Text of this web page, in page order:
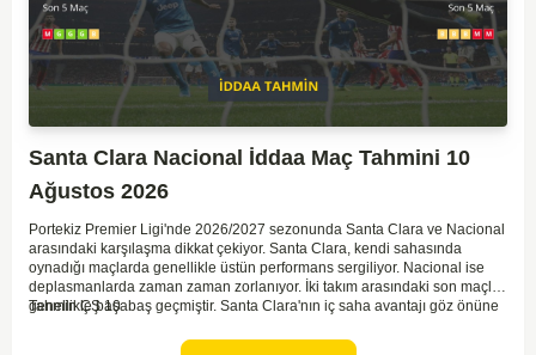
Santa Clara Nacional İddaa Maç Tahmini 10
Ağustos 2026
Portekiz Premier Ligi'nde 2026/2027 sezonunda Santa Clara ve Nacional
arasındaki karşılaşma dikkat çekiyor. Santa Clara, kendi sahasında
oynadığı maçlarda genellikle üstün performans sergiliyor. Nacional ise
deplasmanlarda zaman zaman zorlanıyor. İki takım arasındaki son maçlar
genellikle başabaş geçmiştir. Santa Clara'nın iç saha avantajı göz önüne
Nacional'in mücadele gücü ve sürpriz yapabilme potansiyeli de göz ardı
Tahmin ÇŞ 10